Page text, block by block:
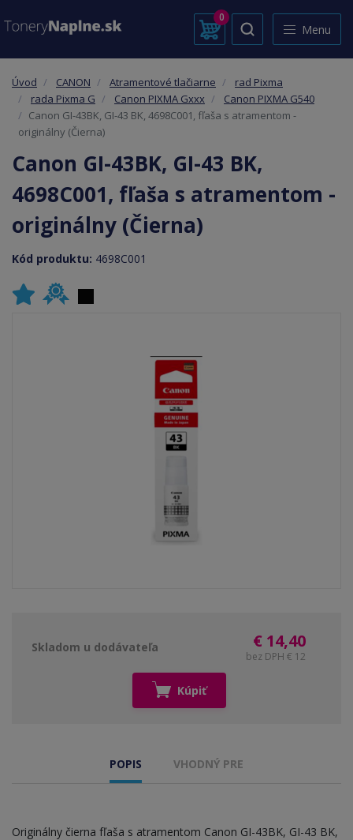
0
Menu
Úvod CANON Atramentové tlačiarne
rad Pixma
rada Pixma G
Canon PIXMA Gxxx
Canon PIXMA G540
Canon GI-43BK, GI-43 BK, 4698C001, fľaša s atramentom -
originálny (Čierna)
Canon GI-43BK, GI-43 BK,
4698C001, fľaša s atramentom -
originálny (Čierna)
Kód produktu: 4698C001
Skladom u dodávateľa € 14,40
bez DPH € 12
Kúpiť
POPIS VHODNÝ PRE
Originálny čierna fľaša s atramentom Canon GI-43BK, GI-43 BK,